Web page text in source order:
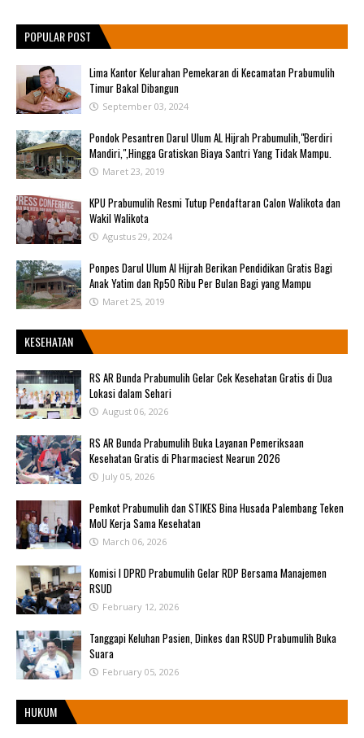
POPULAR POST
Lima Kantor Kelurahan Pemekaran di Kecamatan Prabumulih
Timur Bakal Dibangun
September 03, 2024
Pondok Pesantren Darul Ulum AL Hijrah Prabumulih,"Berdiri
Mandiri,",Hingga Gratiskan Biaya Santri Yang Tidak Mampu.
Maret 23, 2019
KPU Prabumulih Resmi Tutup Pendaftaran Calon Walikota dan
Wakil Walikota
Agustus 29, 2024
Ponpes Darul Ulum Al Hijrah Berikan Pendidikan Gratis Bagi
Anak Yatim dan Rp50 Ribu Per Bulan Bagi yang Mampu
Maret 25, 2019
KESEHATAN
RS AR Bunda Prabumulih Gelar Cek Kesehatan Gratis di Dua
Lokasi dalam Sehari
August 06, 2026
RS AR Bunda Prabumulih Buka Layanan Pemeriksaan
Kesehatan Gratis di Pharmaciest Nearun 2026
July 05, 2026
Pemkot Prabumulih dan STIKES Bina Husada Palembang Teken
MoU Kerja Sama Kesehatan
March 06, 2026
Komisi I DPRD Prabumulih Gelar RDP Bersama Manajemen
RSUD
February 12, 2026
Tanggapi Keluhan Pasien, Dinkes dan RSUD Prabumulih Buka
Suara
February 05, 2026
HUKUM